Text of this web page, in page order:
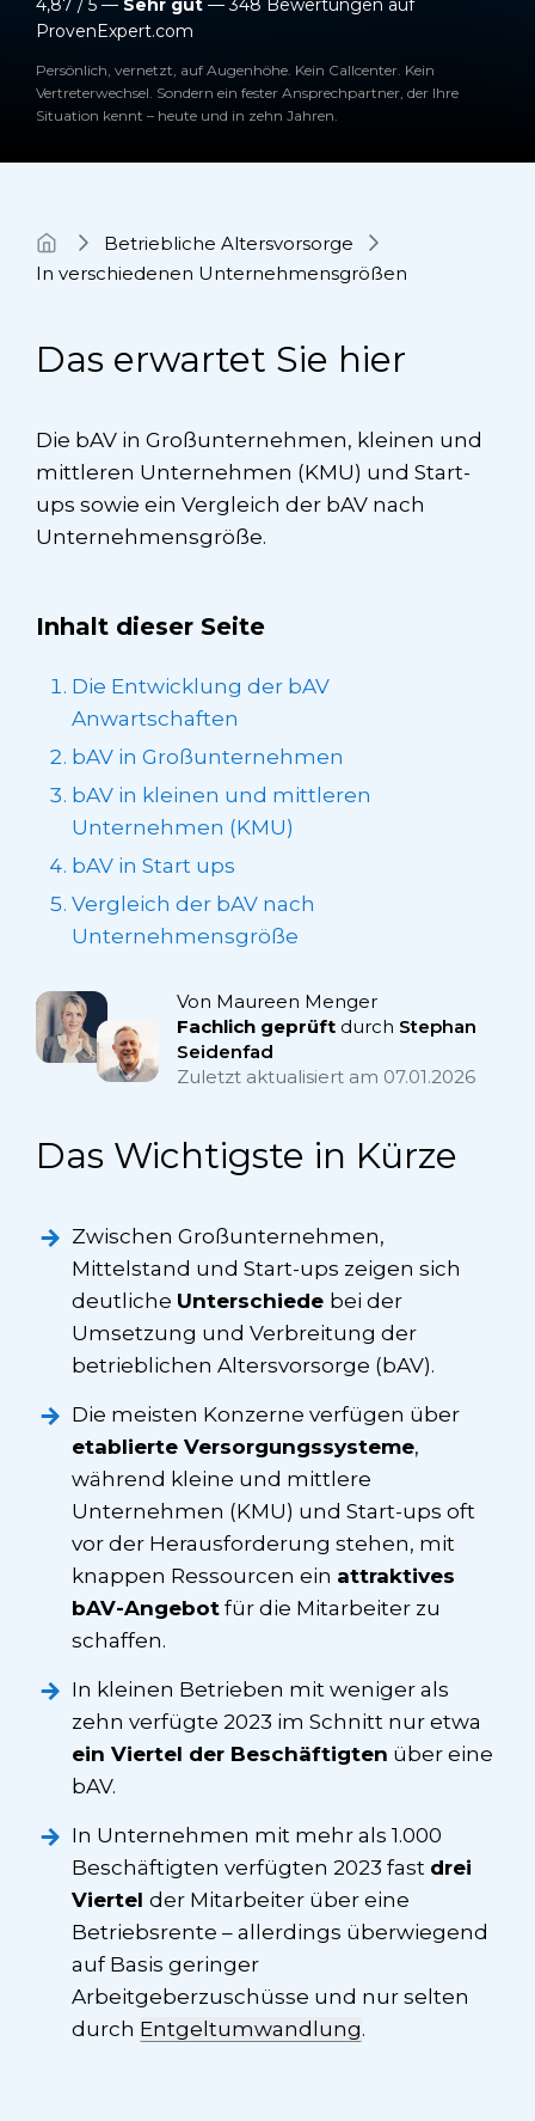
4,87 / 5 — Sehr gut — 348 Bewertungen auf
ProvenExpert.com
Persönlich, vernetzt, auf Augenhöhe. Kein Callcenter. Kein
Vertreterwechsel. Sondern ein fester Ansprechpartner, der Ihre
Situation kennt – heute und in zehn Jahren.
Betriebliche Altersvorsorge
In verschiedenen Unternehmensgrößen
Das erwartet Sie hier
Die bAV in Großunternehmen, kleinen und
mittleren Unternehmen (KMU) und Start-
ups sowie ein Vergleich der bAV nach
Unternehmensgröße.
Inhalt dieser Seite
Die Entwicklung der bAV
Anwartschaften
bAV in Großunternehmen
bAV in kleinen und mittleren
Unternehmen (KMU)
bAV in Start ups
Vergleich der bAV nach
Unternehmensgröße
Von Maureen Menger
Fachlich geprüft durch Stephan
Seidenfad
Zuletzt aktualisiert am 07.01.2026
Das Wichtigste in Kürze
Zwischen Großunternehmen,
Mittelstand und Start-ups zeigen sich
deutliche Unterschiede bei der
Umsetzung und Verbreitung der
betrieblichen Altersvorsorge (bAV).
Die meisten Konzerne verfügen über
etablierte Versorgungssysteme,
während kleine und mittlere
Unternehmen (KMU) und Start-ups oft
vor der Herausforderung stehen, mit
knappen Ressourcen ein attraktives
bAV-Angebot für die Mitarbeiter zu
schaffen.
In kleinen Betrieben mit weniger als
zehn verfügte 2023 im Schnitt nur etwa
ein Viertel der Beschäftigten über eine
bAV.
In Unternehmen mit mehr als 1.000
Beschäftigten verfügten 2023 fast drei
Viertel der Mitarbeiter über eine
Betriebsrente – allerdings überwiegend
auf Basis geringer
Arbeitgeberzuschüsse und nur selten
durch Entgeltumwandlung.